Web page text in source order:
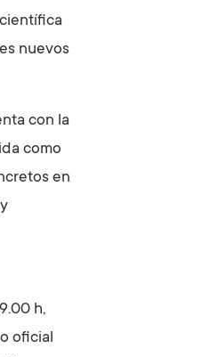
nuevos
con la
como
en
h,
oficial